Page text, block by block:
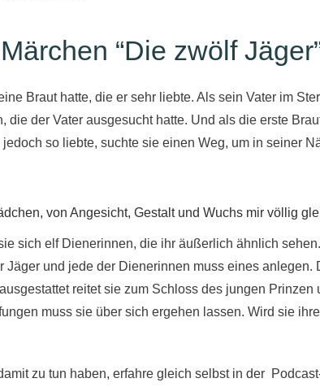
“Die zwölf
Braut hatte, die er sehr liebte. Als sein Vater im
die der Vater ausgesucht hatte. Und als die erste
so liebte, suchte sie einen Weg, um in seiner
von Angesicht, Gestalt und Wuchs mir völlig
sich elf Dienerinnen, die ihr äußerlich ähnlich
und jede der Dienerinnen muss eines anlegen.
reitet sie zum Schloss des jungen Prinzen
muss sie über sich ergehen lassen. Wird sie
zu tun haben, erfahre gleich selbst in der